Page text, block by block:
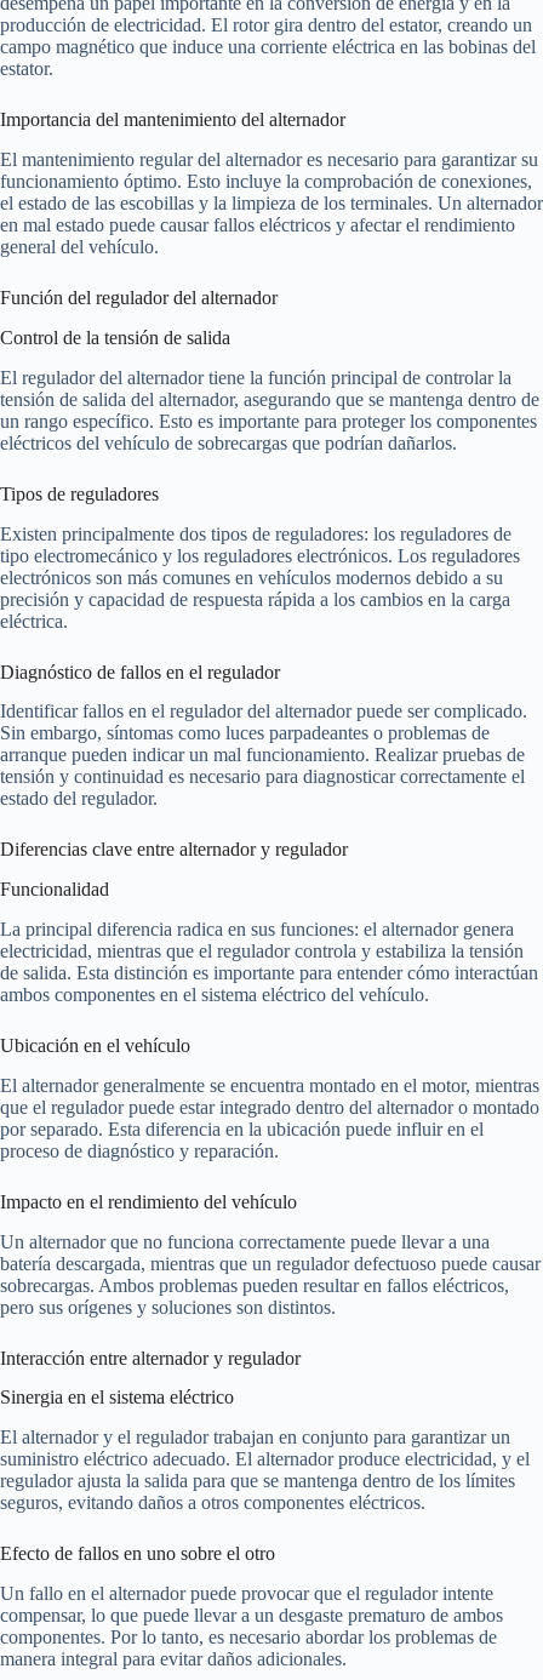
producción de electricidad. El rotor gira dentro del estator, creando un
campo magnético que induce una corriente eléctrica en las bobinas del
estator.
Importancia del mantenimiento del alternador
El mantenimiento regular del alternador es necesario para garantizar su
funcionamiento óptimo. Esto incluye la comprobación de conexiones,
el estado de las escobillas y la limpieza de los terminales. Un alternador
en mal estado puede causar fallos eléctricos y afectar el rendimiento
general del vehículo.
Función del regulador del alternador
Control de la tensión de salida
El regulador del alternador tiene la función principal de controlar la
tensión de salida del alternador, asegurando que se mantenga dentro de
un rango específico. Esto es importante para proteger los componentes
eléctricos del vehículo de sobrecargas que podrían dañarlos.
Tipos de reguladores
Existen principalmente dos tipos de reguladores: los reguladores de
tipo electromecánico y los reguladores electrónicos. Los reguladores
electrónicos son más comunes en vehículos modernos debido a su
precisión y capacidad de respuesta rápida a los cambios en la carga
eléctrica.
Diagnóstico de fallos en el regulador
Identificar fallos en el regulador del alternador puede ser complicado.
Sin embargo, síntomas como luces parpadeantes o problemas de
arranque pueden indicar un mal funcionamiento. Realizar pruebas de
tensión y continuidad es necesario para diagnosticar correctamente el
estado del regulador.
Diferencias clave entre alternador y regulador
Funcionalidad
La principal diferencia radica en sus funciones: el alternador genera
electricidad, mientras que el regulador controla y estabiliza la tensión
de salida. Esta distinción es importante para entender cómo interactúan
ambos componentes en el sistema eléctrico del vehículo.
Ubicación en el vehículo
El alternador generalmente se encuentra montado en el motor, mientras
que el regulador puede estar integrado dentro del alternador o montado
por separado. Esta diferencia en la ubicación puede influir en el
proceso de diagnóstico y reparación.
Impacto en el rendimiento del vehículo
Un alternador que no funciona correctamente puede llevar a una
batería descargada, mientras que un regulador defectuoso puede causar
sobrecargas. Ambos problemas pueden resultar en fallos eléctricos,
pero sus orígenes y soluciones son distintos.
Interacción entre alternador y regulador
Sinergia en el sistema eléctrico
El alternador y el regulador trabajan en conjunto para garantizar un
suministro eléctrico adecuado. El alternador produce electricidad, y el
regulador ajusta la salida para que se mantenga dentro de los límites
seguros, evitando daños a otros componentes eléctricos.
Efecto de fallos en uno sobre el otro
Un fallo en el alternador puede provocar que el regulador intente
compensar, lo que puede llevar a un desgaste prematuro de ambos
componentes. Por lo tanto, es necesario abordar los problemas de
manera integral para evitar daños adicionales.